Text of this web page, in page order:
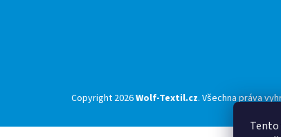
Tento
Copyright 2026Wolf-Textil.cz. Všechna práva